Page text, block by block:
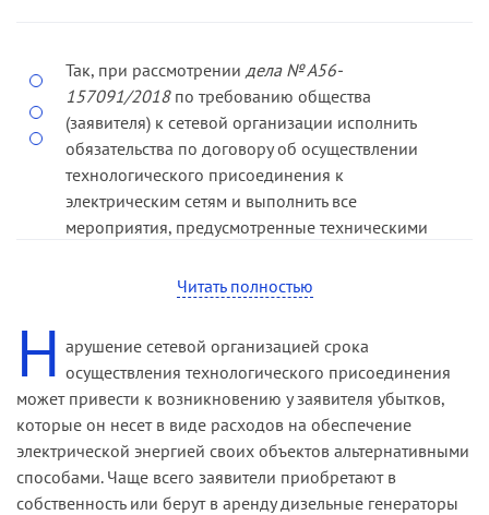
Так, при рассмотрении дела № А56-
157091/2018по требованию общества
(заявителя) к сетевой организации исполнить
обязательства по договору об осуществлении
технологического присоединения к
электрическим сетям и выполнить все
мероприятия, предусмотренные техническими
ответчик не осуществил технологическое
присоединение энергопринимающих устройств
договоре срок и не представил доказательств,
свидетельствующих о наличии объективных
обстоятельств, препятствующих исполнению
договорных обязательств. Вывод судов основан
на положениях статей 309, 310 ГК РФ, пунктов
16, 16.3 Правил № 861.
Читать полностью
Н арушение сетевой организацией срока
осуществления технологического присоединения
может привести к возникновению у заявителя убытков,
которые он несет в виде расходов на обеспечение
электрической энергией своих объектов альтернативными
способами. Чаще всего заявители приобретают в
собственность или берут в аренду дизельные генераторы